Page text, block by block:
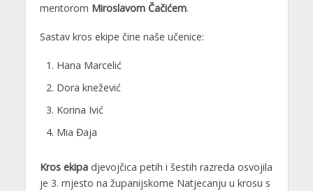
mentorom Miroslavom Čačićem.
Sastav kros ekipe čine naše učenice:
Hana Marcelić
Dora knežević
Korina Ivić
Mia Đaja
Kros ekipadjevojčica petih i šestih razreda osvojila
je 3. mjesto na županijskome Natjecanju u krosu s